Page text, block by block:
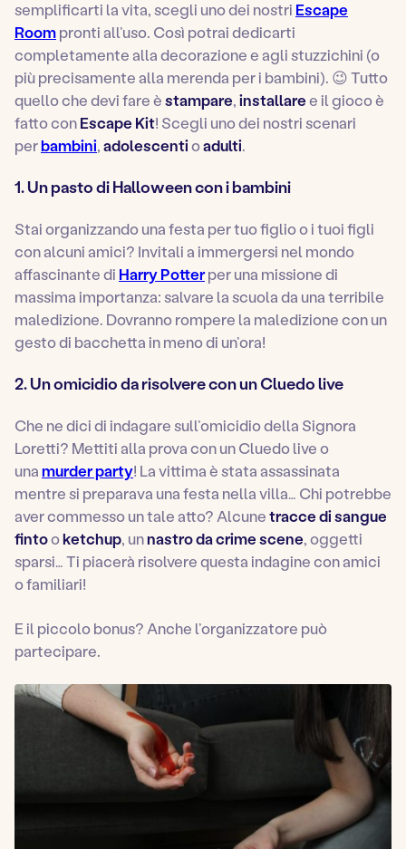
semplificarti la vita, scegli uno dei nostri Escape
Roompronti all’uso. Così potrai dedicarti
completamente alla decorazione e agli stuzzichini (o
più precisamente alla merenda per i bambini). 😉 Tutto
quello che devi fare èstampare,installaree il gioco è
fatto conEscape Kit! Scegli uno dei nostri scenari
perbambini,adolescentioadulti.
1. Un pasto di Halloween con i bambini
Stai organizzando una festa per tuo figlio o i tuoi figli
con alcuni amici? Invitali a immergersi nel mondo
affascinante di Harry Potterper una missione di
massima importanza: salvare la scuola da una terribile
maledizione. Dovranno rompere la maledizione con un
gesto di bacchetta in meno di un’ora!
2. Un omicidio da risolvere con un Cluedo live
Che ne dici di indagare sull’omicidio della Signora
Loretti? Mettiti alla prova con un Cluedo live o
unamurder party! La vittima è stata assassinata
mentre si preparava una festa nella villa… Chi potrebbe
aver commesso un tale atto? Alcunetracce di sangue
fintooketchup, unnastro da crime scene, oggetti
sparsi… Ti piacerà risolvere questa indagine con amici
o familiari!
E il piccolo bonus? Anche l’organizzatore può
partecipare.